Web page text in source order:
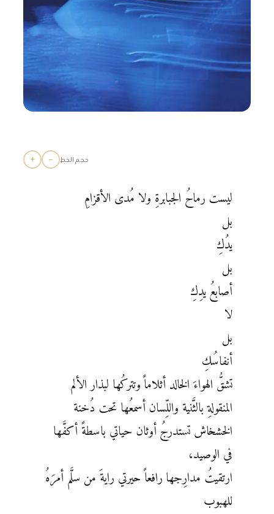
حجم الخط −
+
ليست رماحُ الجبابرةِ ولا مُدى الأقزامِ
بل
يدُكِ
بل
أصابعُ يدِكِ
لا
بل
أنفاسُكِ
تشقُّ الهواءَ الخالد أثلاماً وتتركُها لبذار الألم
المنقولةِ بالثَّنية واللِّسان أسمعُها تحت دُخنة
الخشخاش تستدرجُ أوثان حياتي باسطةً أكفَّها
في الوصيد،
ارتقيتُ مدارِجها رافعاً حيرتي رايةَ من سلَّم أمرَهُ
للهبوب